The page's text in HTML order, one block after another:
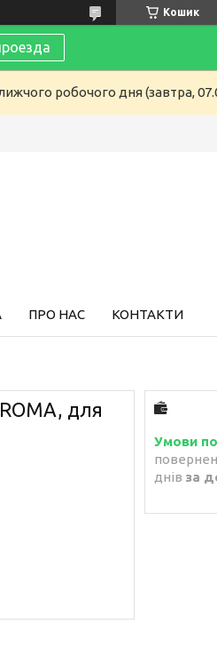
Кошик
робочого дня (завтра,
ПРО НАС КОНТАКТИ
для
днів за